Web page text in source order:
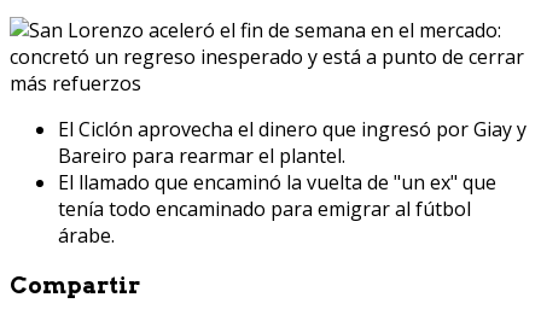
El Ciclón aprovecha el dinero que ingresó por Giay y
Bareiro para rearmar el plantel.
El llamado que encaminó la vuelta de "un ex" que
tenía todo encaminado para emigrar al fútbol
árabe.
Compartir